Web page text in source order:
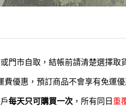
門市自取，結帳前請清楚選擇取
費優惠，預訂商品不會享有免運
每天只可購買一次 ，所有同日 重